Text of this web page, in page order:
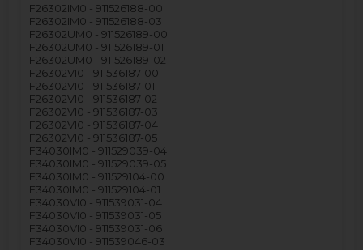
F26302IM0 - 911526188-00
F26302IM0 - 911526188-03
F26302UM0 - 911526189-00
F26302UM0 - 911526189-01
F26302UM0 - 911526189-02
F26302VI0 - 911536187-00
F26302VI0 - 911536187-01
F26302VI0 - 911536187-02
F26302VI0 - 911536187-03
F26302VI0 - 911536187-04
F26302VI0 - 911536187-05
F34030IM0 - 911529039-04
F34030IM0 - 911529039-05
F34030IM0 - 911529104-00
F34030IM0 - 911529104-01
F34030VI0 - 911539031-04
F34030VI0 - 911539031-05
F34030VI0 - 911539031-06
F34030VI0 - 911539046-03